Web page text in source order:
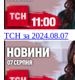
ТСН за 2024.08.07